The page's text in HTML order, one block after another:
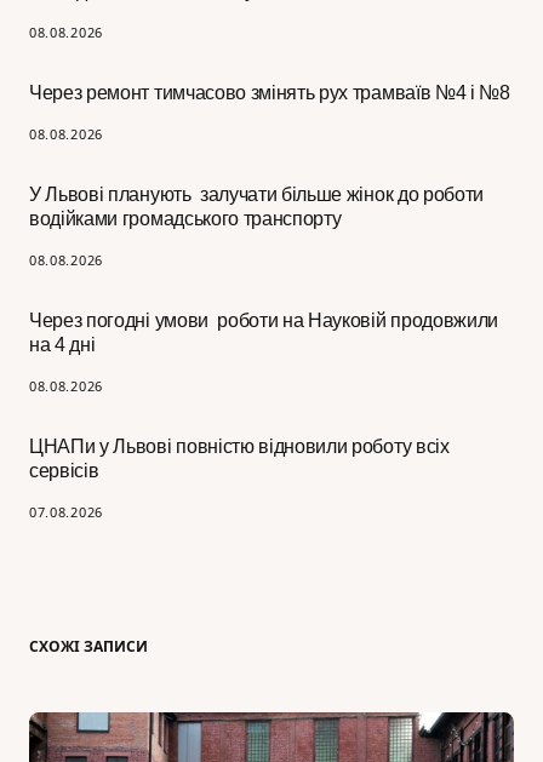
08.08.2026
Через ремонт тимчасово змінять рух трамваїв №4 і №8
08.08.2026
У Львові планують залучати більше жінок до роботи
водійками громадського транспорту
08.08.2026
Через погодні умови роботи на Науковій продовжили
на 4 дні
08.08.2026
ЦНАПи у Львові повністю відновили роботу всіх
сервісів
07.08.2026
СХОЖІ ЗАПИСИ